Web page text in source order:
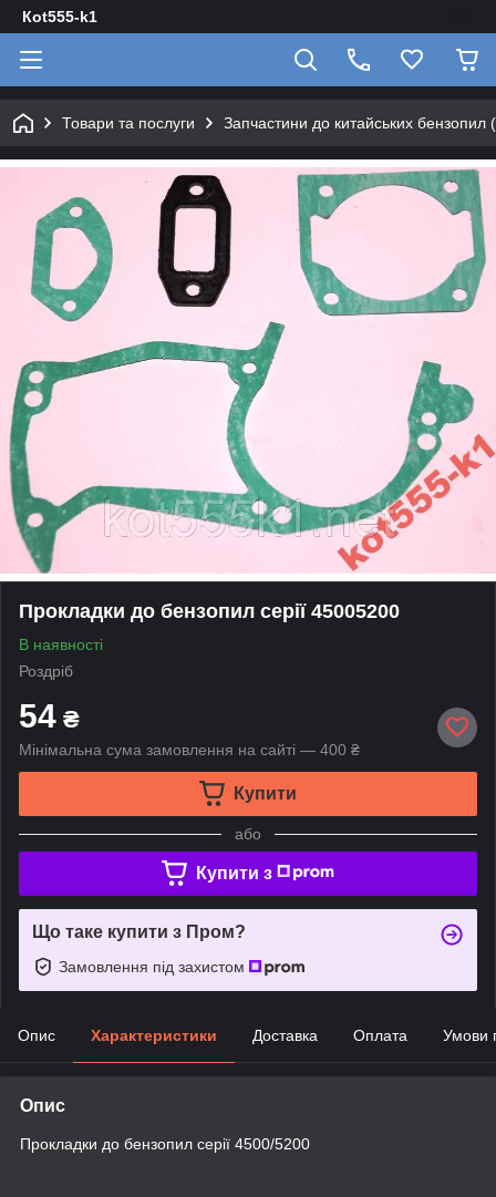
Кot555-k1
Товари та послуги Запчастини до китайських
Прокладки до бензопил серії 45005200
В наявності
Роздріб
54 ₴
Мінімальна сума замовлення на сайті — 400 ₴
Купити
або
Купити з
Що таке купити з Пром?
Замовлення під захистом
Опис Характеристики Доставка Оплата Умови
Опис
Прокладки до бензопил серії 4500/5200